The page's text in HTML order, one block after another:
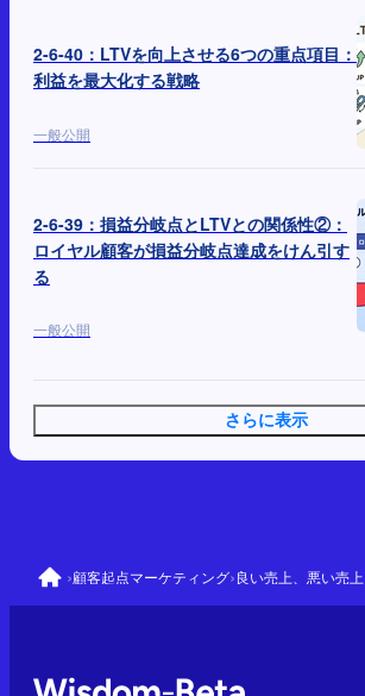
2-6-40：LTVを向上させる6つの重点項目：
利益を最大化する戦略
一般公開
2-6-39：損益分岐点とLTVとの関係性②：
ロイヤル顧客が損益分岐点達成をけん引す
る
一般公開
さらに表示
›顧客起点マーケティング›良い売上、悪い売上